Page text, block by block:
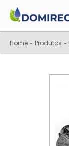
Home - Produtos -